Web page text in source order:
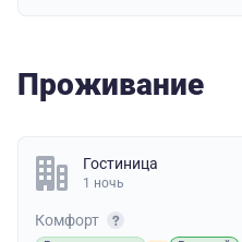
Проживание
Гостиница
1 ночь
Комфорт